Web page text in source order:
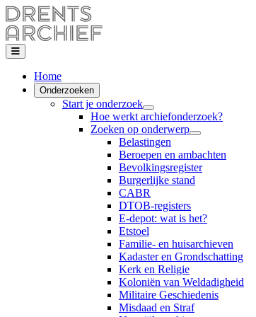
Home
Onderzoeken
Start je onderzoek
Hoe werkt archiefonderzoek?
Zoeken op onderwerp
Belastingen
Beroepen en ambachten
Bevolkingsregister
Burgerlijke stand
CABR
DTOB-registers
E-depot: wat is het?
Etstoel
Familie- en huisarchieven
Kadaster en Grondschatting
Kerk en Religie
Koloniën van Weldadigheid
Militaire Geschiedenis
Misdaad en Straf